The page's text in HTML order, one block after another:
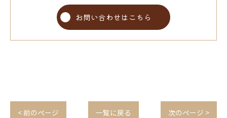
お問い合わせはこちら
< 前のページ 一覧に戻る 次のページ >